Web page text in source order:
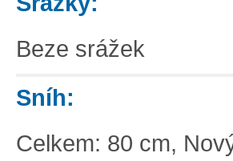
Beze srážek
Sníh:
Celkem: 80 cm,